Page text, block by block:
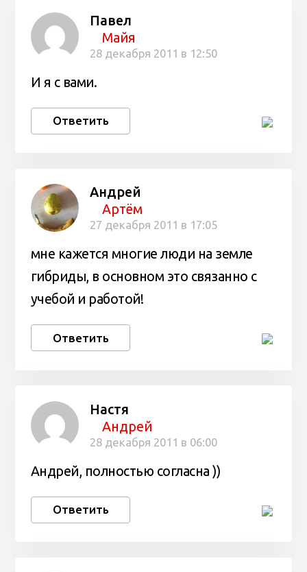
Павел
Майя
28 декабря 2011 в 12:50
И я с вами.
Ответить
Андрей
Артём
27 декабря 2011 в 17:05
мне кажется многие люди на земле
гибриды, в основном это связанно с
учебой и работой!
Ответить
Настя
Андрей
28 декабря 2011 в 06:00
Андрей, полностью согласна ))
Ответить